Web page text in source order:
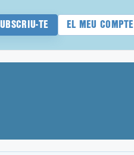
TE EL MEU COMPTE